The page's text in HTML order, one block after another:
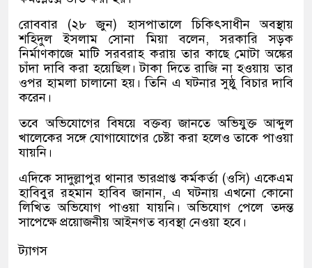
রোববার (২৮ জুন) হাসপাতালে চিকিৎসাধীন অবস্থায়
শহিদুল ইসলাম সোনা মিয়া বলেন, সরকারি সড়ক
নির্মাণকাজে মাটি সরবরাহ করায় তার কাছে মোটা অঙ্কের
চাঁদা দাবি করা হয়েছিল। টাকা দিতে রাজি না হওয়ায় তার
ওপর হামলা চালানো হয়। তিনি এ ঘটনার সুষ্ঠু বিচার দাবি
করেন।
তবে অভিযোগের বিষয়ে বক্তব্য জানতে অভিযুক্ত আব্দুল
খালেকের সঙ্গে যোগাযোগের চেষ্টা করা হলেও তাকে পাওয়া
যায়নি।
এদিকে সাদুল্লাপুর থানার ভারপ্রাপ্ত কর্মকর্তা (ওসি) একেএম
হাবিবুর রহমান হাবিব জানান, এ ঘটনায় এখনো কোনো
লিখিত অভিযোগ পাওয়া যায়নি। অভিযোগ পেলে তদন্ত
সাপেক্ষে প্রয়োজনীয় আইনগত ব্যবস্থা নেওয়া হবে।
ট্যাগস